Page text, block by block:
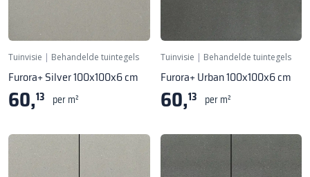
Tuinvisie | Behandelde tuintegels
Furora+ Silver 100x100x6 cm
60,13 per m²
Tuinvisie | Behandelde tuintegels
Furora+ Urban 100x100x6 cm
60,13 per m²